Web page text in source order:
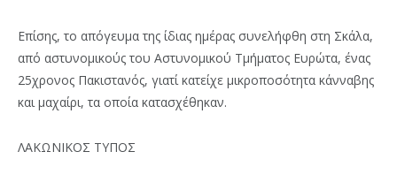
Επίσης, το απόγευμα της ίδιας ημέρας συνελήφθη στη Σκάλα,
από αστυνομικούς του Αστυνομικού Τμήματος Ευρώτα, ένας
25χρονος Πακιστανός, γιατί κατείχε μικροποσότητα κάνναβης
και μαχαίρι, τα οποία κατασχέθηκαν.
ΛΑΚΩΝΙΚΟΣ ΤΥΠΟΣ